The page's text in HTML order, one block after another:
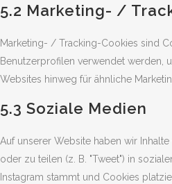
5.2 Marketing- /
Marketing- / Tracking-Cookies sind
Benutzerprofilen verwendet werden,
Websites hinweg für ähnliche
5.3 Soziale Medien
Auf unserer Website haben wir
oder zu teilen (z. B. "Tweet") in
Instagram stammt und Cookies